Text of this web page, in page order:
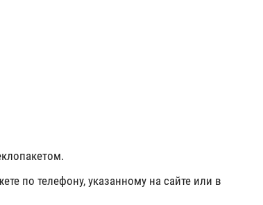
по телефону, указанному на сайте или в